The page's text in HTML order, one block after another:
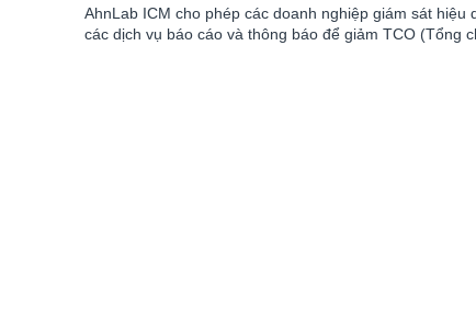
AhnLab ICM cho phép các doanh nghiệp giám sát
các dịch vụ báo cáo và thông báo để giảm TCO (Tổng